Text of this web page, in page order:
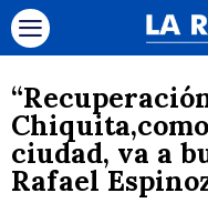
ciudad, va a
Rafael